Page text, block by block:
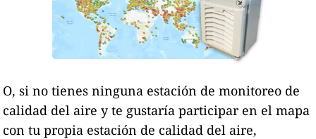
O, si no tienes ninguna estación de monitoreo de
calidad del aire y te gustaría participar en el mapa
con tu propia estación de calidad del aire,